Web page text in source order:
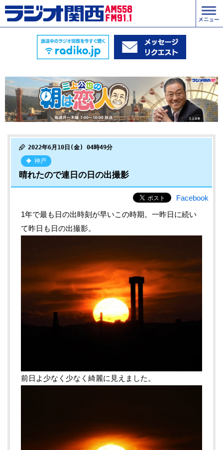
2022年6月10日(金) 04時49分
神戸
晴れたので連日の日の出撮影
Facebook
1年で最も日の出時刻が早いこの時期。一昨日に続い
て昨日も日の出撮影。
前日よ少なく少なく綺麗に見えました。